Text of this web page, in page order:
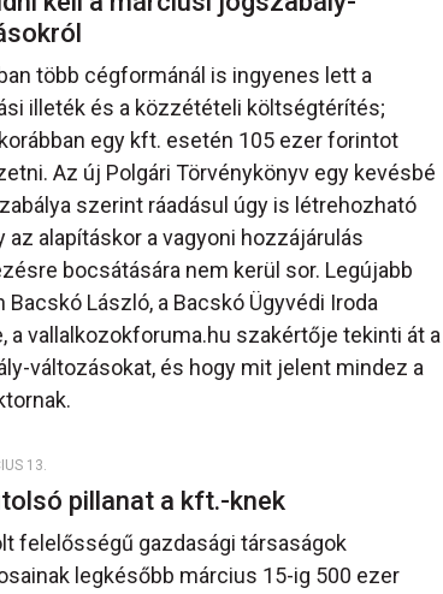
több cégformánál is ingyenes lett a
illeték és a közzétételi költségtérítés;
egy kft. esetén 105 ezer forintot
Az új Polgári Törvénykönyv egy kevésbé
szerint ráadásul úgy is létrehozható
az alapításkor a vagyoni hozzájárulás
bocsátására nem kerül sor. Legújabb
Bacskó László, a Bacskó Ügyvédi Iroda
a vallalkozokforuma.hu szakértője tekinti át a
változásokat, és hogy mit jelent mindez a
13.
pillanat a kft.-knek
felelősségű gazdasági társaságok
legkésőbb március 15-ig 500 ezer